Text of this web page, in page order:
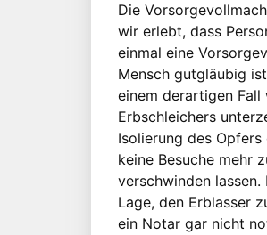
Die
wir erlebt, dass
einmal eine
Mensch gutgläubig
einem derartigen
Erbschleichers
Isolierung des
keine Besuche mehr
verschwinden
Lage, den Erblasser
ein Notar gar nicht